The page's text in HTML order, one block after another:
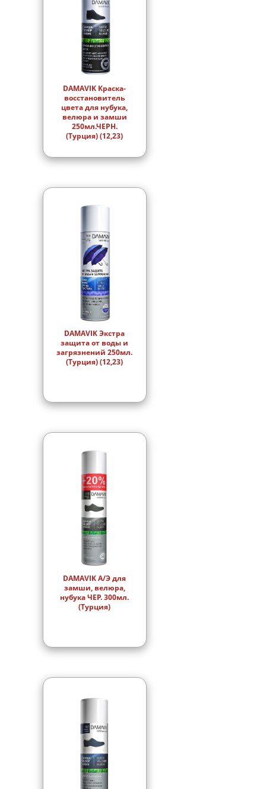
DAMAVIK Краска-
восстановитель
цвета для нубука,
велюра и замши
250мл.ЧЕРН.
(Турция) (12,23)
DAMAVIK Экстра
защита от воды и
загрязнений 250мл.
(Турция) (12,23)
DAMAVIK А/Э для
замши, велюра,
нубука ЧЕР. 300мл.
(Турция)